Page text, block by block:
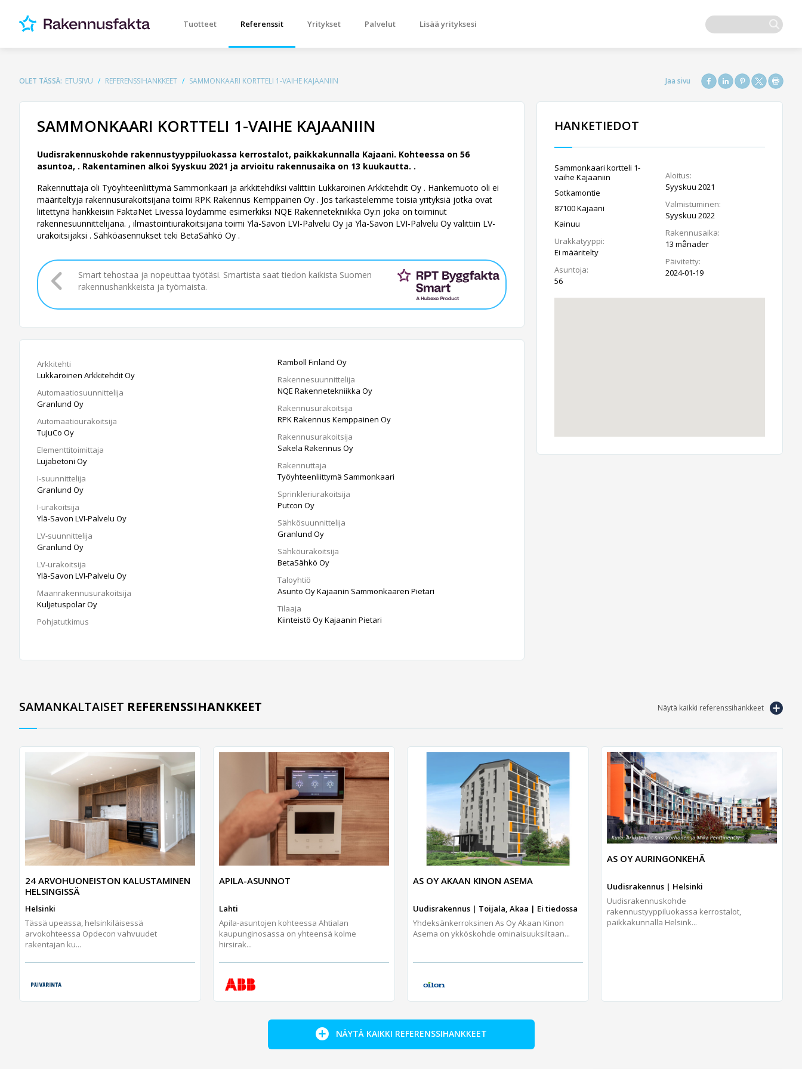
Tuotteet Referenssit Yritykset Palvelut Lisää yrityksesi
OLET TÄSSÄ: ETUSIVU REFERENSSIHANKKEET SAMMONKAARI KORTTELI 1-VAIHE KAJAANIIN
SAMMONKAARI KORTTELI 1-VAIHE KAJAANIIN
Uudisrakennuskohde rakennustyyppiluokassa kerrostalot, paikkakunnalla Kajaani. Kohteessa on 56
asuntoa, . Rakentaminen alkoi Syyskuu 2021 ja arvioitu rakennusaika on 13 kuukautta. .
Rakennuttaja oli Työyhteenliittymä Sammonkaari ja arkkitehdiksi valittiin Lukkaroinen Arkkitehdit Oy . Hankemuoto oli ei
määriteltyja rakennusurakoitsijana toimi RPK Rakennus Kemppainen Oy . Jos tarkastelemme toisia yrityksiä jotka ovat
liitettynä hankkeisiin FaktaNet Livessä löydämme esimerkiksi NQE Rakennetekniikka Oy:n joka on toiminut
rakennesuunnittelijana. , ilmastointiurakoitsijana toimi Ylä-Savon LVI-Palvelu Oy ja Ylä-Savon LVI-Palvelu Oy valittiin LV-
urakoitsijaksi . Sähköasennukset teki BetaSähkö Oy .
Smart tehostaa ja nopeuttaa työtäsi. Smartista saat tiedon kaikista Suomen
rakennushankkeista ja työmaista.
Arkkitehti
Lukkaroinen Arkkitehdit Oy
Automaatiosuunnittelija
Granlund Oy
Automaatiourakoitsija
TuJuCo Oy
Elementtitoimittaja
Lujabetoni Oy
I-suunnittelija
Granlund Oy
I-urakoitsija
Ylä-Savon LVI-Palvelu Oy
LV-suunnittelija
Granlund Oy
LV-urakoitsija
Ylä-Savon LVI-Palvelu Oy
Maanrakennusurakoitsija
Kuljetuspolar Oy
Pohjatutkimus
Ramboll Finland Oy
Rakennesuunnittelija
NQE Rakennetekniikka Oy
Rakennusurakoitsija
RPK Rakennus Kemppainen Oy
Rakennusurakoitsija
Sakela Rakennus Oy
Rakennuttaja
Työyhteenliittymä Sammonkaari
Sprinkleriurakoitsija
Putcon Oy
Sähkösuunnittelija
Granlund Oy
Sähköurakoitsija
BetaSähkö Oy
Taloyhtiö
Asunto Oy Kajaanin Sammonkaaren Pietari
Tilaaja
Kiinteistö Oy Kajaanin Pietari
HANKETIEDOT
Sammonkaari kortteli 1-
vaihe Kajaaniin
Sotkamontie
87100 Kajaani
Kainuu
Urakkatyyppi:
Ei määritelty
Asuntoja:
56
Aloitus:
Syyskuu 2021
Valmistuminen:
Syyskuu 2022
Rakennusaika:
13 månader
Päivitetty:
2024-01-19
Näytä kaikki referenssihankkeet
SAMANKALTAISET REFERENSSIHANKKEET
24 ARVOHUONEISTON KALUSTAMINEN
HELSINGISSÄ
Helsinki
Tässä upeassa, helsinkiläisessä
arvokohteessa Opdecon vahvuudet
rakentajan ku...
APILA-ASUNNOT
Lahti
Apila-asuntojen kohteessa Ahtialan
kaupunginosassa on yhteensä kolme
hirsirak...
AS OY AKAAN KINON ASEMA
Uudisrakennus | Toijala, Akaa | Ei tiedossa
Yhdeksänkerroksinen As Oy Akaan Kinon
Asema on ykköskohde ominaisuuksiltaan...
AS OY AURINGONKEHÄ
Uudisrakennus | Helsinki
Uudisrakennuskohde
rakennustyyppiluokassa kerrostalot,
paikkakunnalla Helsink...
NÄYTÄ KAIKKI REFERENSSIHANKKEET